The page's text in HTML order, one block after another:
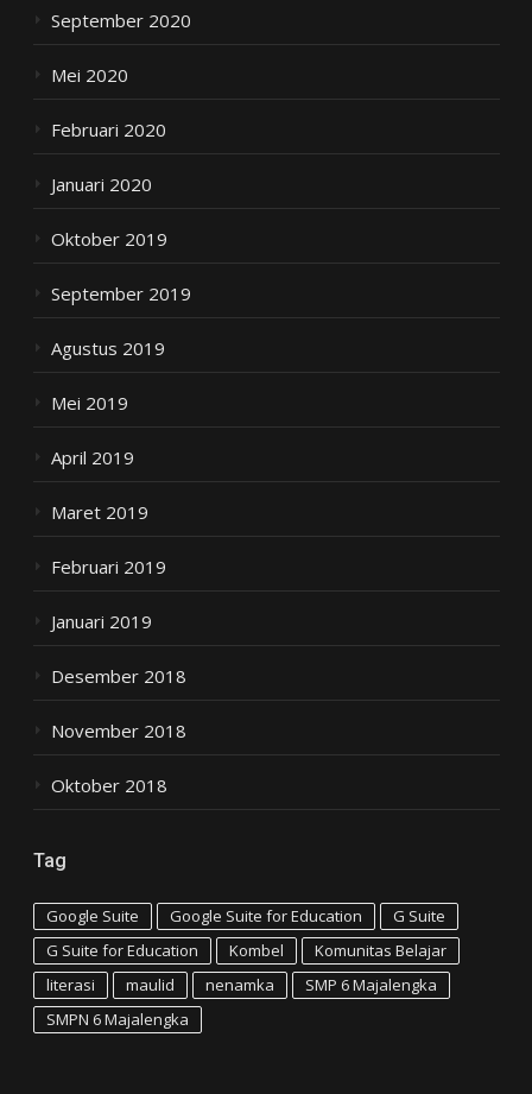
September 2020
Mei 2020
Februari 2020
Januari 2020
Oktober 2019
September 2019
Agustus 2019
Mei 2019
April 2019
Maret 2019
Februari 2019
Januari 2019
Desember 2018
November 2018
Oktober 2018
Tag
Google Suite Google Suite for Education
G Suite
G Suite for Education
Kombel
Komunitas Belajar
literasi
maulid nenamka
SMP 6 Majalengka
SMPN 6 Majalengka